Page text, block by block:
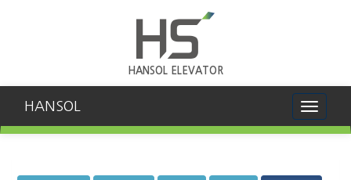
HANSOL ELEVATOR
Toggle
HANSOL